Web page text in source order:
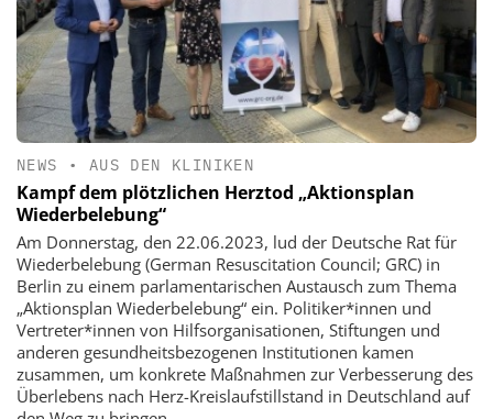
NEWS • AUS DEN KLINIKEN
Kampf dem plötzlichen Herztod „Aktionsplan
Wiederbelebung“
Am Donnerstag, den 22.06.2023, lud der Deutsche Rat für
Wiederbelebung (German Resuscitation Council; GRC) in
Berlin zu einem parlamentarischen Austausch zum Thema
„Aktionsplan Wiederbelebung“ ein. Politiker*innen und
Vertreter*innen von Hilfsorganisationen, Stiftungen und
anderen gesundheitsbezogenen Institutionen kamen
zusammen, um konkrete Maßnahmen zur Verbesserung des
Überlebens nach Herz-Kreislaufstillstand in Deutschland auf